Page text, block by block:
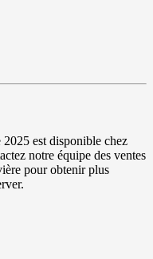
est disponible chez
notre équipe des ventes
pour obtenir plus